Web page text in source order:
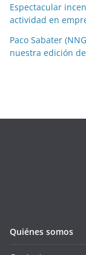
s
Espectacular
actividad en
Paco Sabater
nuestra edición de
Quiénes somos